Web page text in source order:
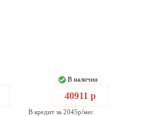
В наличии
40911 р
В кредит за 2045р/мес